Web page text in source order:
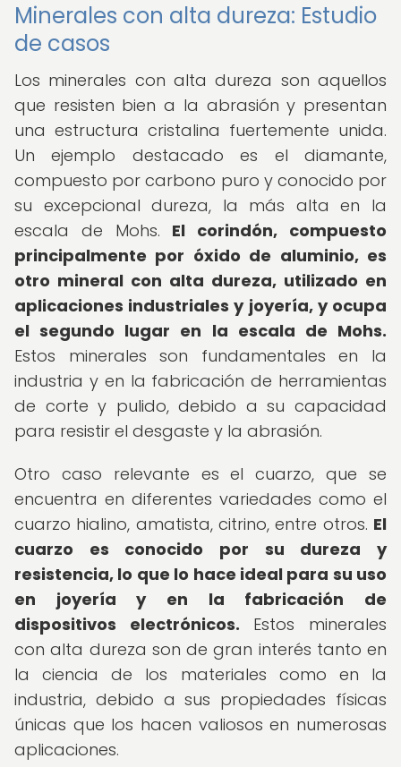
Minerales con alta dureza: Estudio
de casos
Los minerales con alta dureza son aquellos
que resisten bien a la abrasión y presentan
una estructura cristalina fuertemente unida.
Un ejemplo destacado es el diamante,
compuesto por carbono puro y conocido por
su excepcional dureza, la más alta en la
escala de Mohs. El corindón, compuesto
principalmente por óxido de aluminio, es
otro mineral con alta dureza, utilizado en
aplicaciones industriales y joyería, y ocupa
el segundo lugar en la escala de Mohs.
Estos minerales son fundamentales en la
industria y en la fabricación de herramientas
de corte y pulido, debido a su capacidad
para resistir el desgaste y la abrasión.
Otro caso relevante es el cuarzo, que se
encuentra en diferentes variedades como el
cuarzo hialino, amatista, citrino, entre otros. El
cuarzo es conocido por su dureza y
resistencia, lo que lo hace ideal para su uso
en joyería y en la fabricación de
dispositivos electrónicos. Estos minerales
con alta dureza son de gran interés tanto en
la ciencia de los materiales como en la
industria, debido a sus propiedades físicas
únicas que los hacen valiosos en numerosas
aplicaciones.